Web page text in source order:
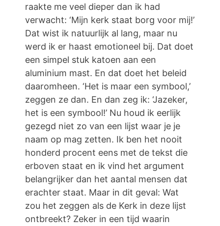
raakte me veel dieper dan ik had
verwacht: ‘Mijn kerk staat borg voor mij!’
Dat wist ik natuurlijk al lang, maar nu
werd ik er haast emotioneel bij. Dat doet
een simpel stuk katoen aan een
aluminium mast. En dat doet het beleid
daaromheen. ‘Het is maar een symbool,’
zeggen ze dan. En dan zeg ik: ‘Jazeker,
het is een symbool!’ Nu houd ik eerlijk
gezegd niet zo van een lijst waar je je
naam op mag zetten. Ik ben het nooit
honderd procent eens met de tekst die
erboven staat en ik vind het argument
belangrijker dan het aantal mensen dat
erachter staat. Maar in dit geval: Wat
zou het zeggen als de Kerk in deze lijst
ontbreekt? Zeker in een tijd waarin